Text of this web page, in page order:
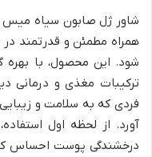
شاور ژل صابون سیاه میس
همراه مطمئن و قدرتمند
شود. این محصول، با
ترکیبات مغذی و درمانی
فردی که به سلامت و
آورد. از لحظه اول
درخشندگی پوست احساس